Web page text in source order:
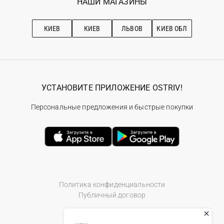
Рекомендации по уходу
КИЕВ КИЕВ ЛЬВОВ КИЕВ ОБЛ
Политика конфиденциальности
Публичный договор
УСТАНОВИТЕ ПРИЛОЖЕНИЕ OSTRIV!
Персональные предложения и быстрые покупки